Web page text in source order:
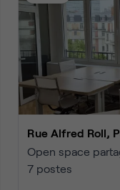
Rue Alfred Roll,
Open space
7 postes